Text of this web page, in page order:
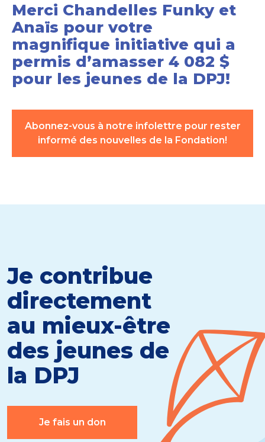
Merci Chandelles Funky et
Anaïs pour votre
magnifique initiative qui a
permis d’amasser 4 082 $
pour les jeunes de la DPJ!
Abonnez-vous à notre infolettre pour rester
informé des nouvelles de la Fondation!
Je contribue
directement
au mieux-être
des jeunes de
la DPJ
Je fais un don